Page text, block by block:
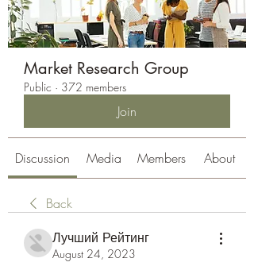
Market Research Group
Public · 372 members
Join
Discussion Media Members About
Back
Лучший Рейтинг
August 24, 2023